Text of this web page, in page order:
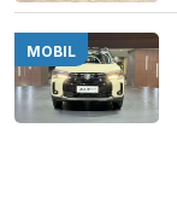
MOBIL